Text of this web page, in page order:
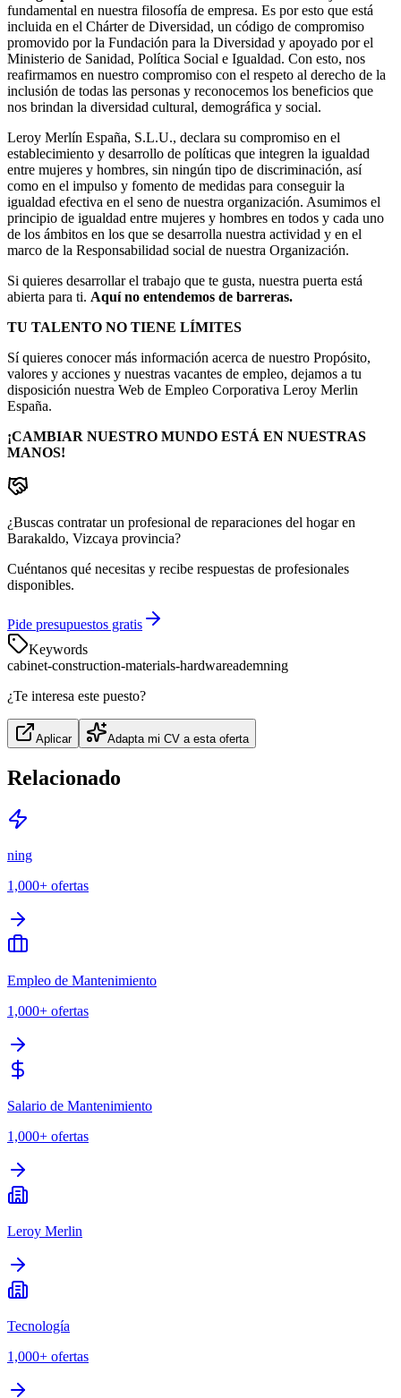
fundamental en nuestra filosofía de empresa. Es por esto que está
incluida en el Chárter de Diversidad, un código de compromiso
promovido por la Fundación para la Diversidad y apoyado por el
Ministerio de Sanidad, Política Social e Igualdad. Con esto, nos
reafirmamos en nuestro compromiso con el respeto al derecho de la
inclusión de todas las personas y reconocemos los beneficios que
nos brindan la diversidad cultural, demográfica y social.
Leroy Merlín España, S.L.U., declara su compromiso en el
establecimiento y desarrollo de políticas que integren la igualdad
entre mujeres y hombres, sin ningún tipo de discriminación, así
como en el impulso y fomento de medidas para conseguir la
igualdad efectiva en el seno de nuestra organización. Asumimos el
principio de igualdad entre mujeres y hombres en todos y cada uno
de los ámbitos en los que se desarrolla nuestra actividad y en el
marco de la Responsabilidad social de nuestra Organización.
Si quieres desarrollar el trabajo que te gusta, nuestra puerta está
abierta para ti. Aquí no entendemos de barreras.
TU TALENTO NO TIENE LÍMITES
Sí quieres conocer más información acerca de nuestro Propósito,
valores y acciones y nuestras vacantes de empleo, dejamos a tu
disposición nuestra Web de Empleo Corporativa Leroy Merlin
España.
¡CAMBIAR NUESTRO MUNDO ESTÁ EN NUESTRAS
MANOS!
¿Buscas contratar un profesional de reparaciones del hogar en
Barakaldo, Vizcaya provincia?
Cuéntanos qué necesitas y recibe respuestas de profesionales
disponibles.
Pide presupuestos gratis
Keywords
cabinet-construction-materials-hardwareademning
¿Te interesa este puesto?
Aplicar Adapta mi CV a esta oferta
Relacionado
ning
1,000+ ofertas
Empleo de Mantenimiento
1,000+ ofertas
Salario de Mantenimiento
1,000+ ofertas
Leroy Merlin
Tecnología
1,000+ ofertas